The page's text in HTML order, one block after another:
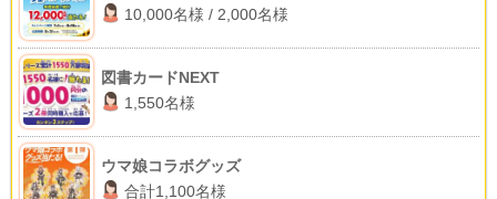
10,000名様 / 2,000名様
図書カードNEXT
1,550名様
ウマ娘コラボグッズ
合計1,100名様